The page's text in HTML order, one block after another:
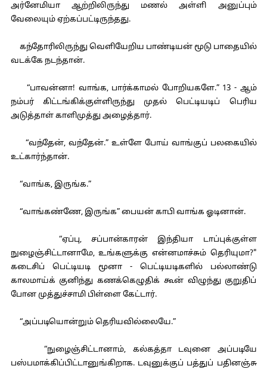
அர்னேமியா ஆற்றிலிருந்து மணல் அள்ளி அனுப்பும்
வேலையும் ஏற்கப்பட்டிருந்தது.
கந்தோரிலிருந்து வெளியேறிய பாண்டியன் மூடு பாதையில்
வடக்கே நடந்தான்.
“பாவன்னா! வாங்க, பார்க்காமல் போறியகளே.” 13 - ஆம்
நம்பர் கிட்டங்கிக்குள்ளிருந்து முதல் பெட்டியடிப் பெரிய
அடுத்தாள் காளிமுத்து அழைத்தார்.
“வந்தேன், வந்தேன்.” உள்ளே போய் வாங்குப் பலகையில்
உட்கார்ந்தான்.
“வாங்க, இருங்க.”
“வாங்கண்ணே, இருங்க” பையன் காபி வாங்க ஓடினான்.
“ஏப்பு, சப்பான்காரன் இந்தியா டாப்புக்குள்ள
நுழைஞ்சிட்டானாமே, உங்களுக்கு என்னமாச்சும் தெரியுமா?"
கடைசிப் பெட்டியடி மூனா - பெட்டியடிகளில் பல்லாண்டு
காலமாய்க் குனிந்து கணக்கெழுதிக் கூன் விழுந்து குறுதிப்
போன முத்துச்சாமி பிள்ளை கேட்டார்.
“அப்படியொன்றும் தெரியவில்லையே.”
“நுழைஞ்சிட்டானாம், கல்கத்தா டவுனை அப்படியே
பஸ்பமாக்கிப்பிட்டானுங்கிறாக. டவுனுக்குப் பத்துப் பதினஞ்சு